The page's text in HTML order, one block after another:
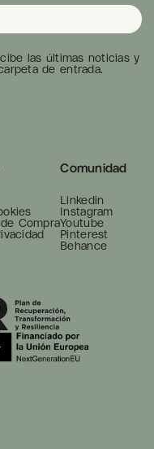
las últimas noticias y
de entrada.
Compra
Comunidad
Linkedin
Instagram
Youtube
Pinterest
Behance